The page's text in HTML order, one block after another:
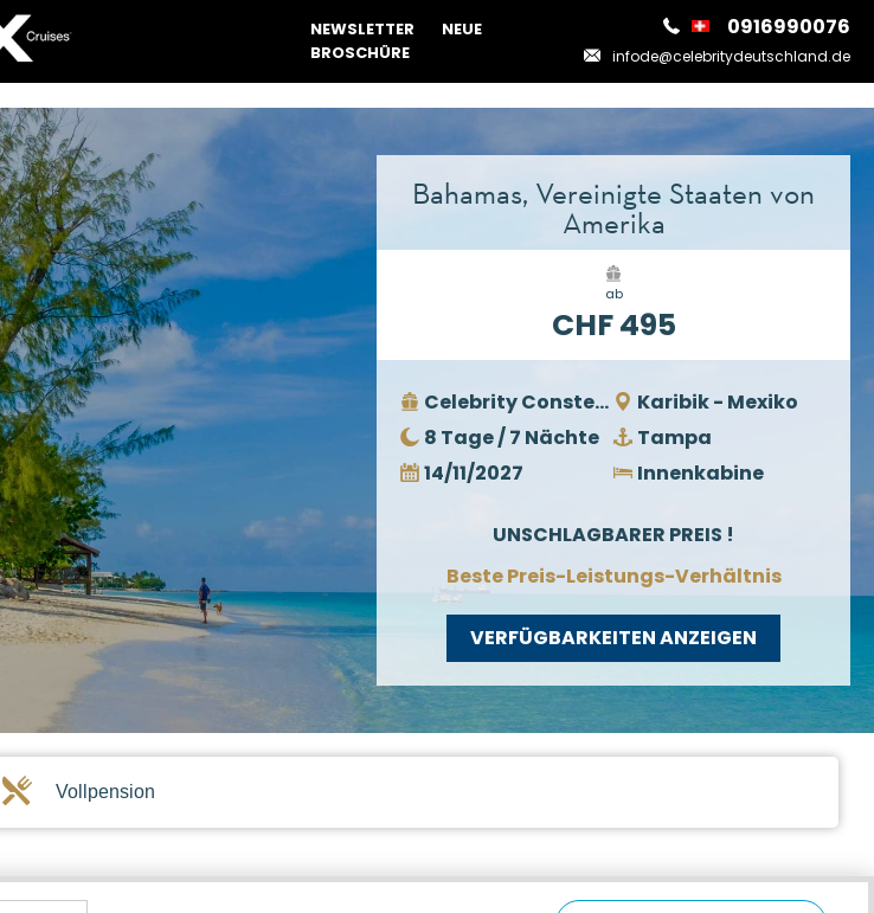
NEWSLETTER
NEUE
BROSCHÜRE
0916990076
infode@celebritydeutschland.de
Bahamas, Vereinigte Staaten von
Amerika
ab
CHF 495
Celebrity Constellation
Karibik - Mexiko
8 Tage / 7 Nächte
Tampa
14/11/2027
Innenkabine
UNSCHLAGBARER PREIS !
Beste Preis-Leistungs-Verhältnis
VERFÜGBARKEITEN ANZEIGEN
Vollpension